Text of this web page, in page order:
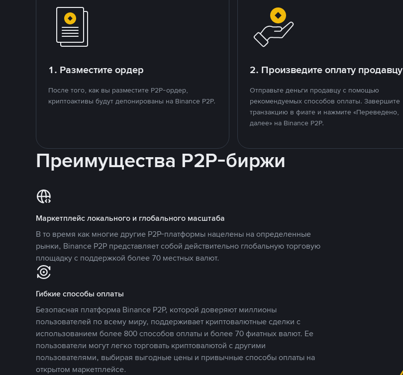
1. Разместите ордер
После того, как вы разместите P2P-ордер,
криптоактивы будут депонированы на Binance P2P.
2. Произведите оплату продавцу
Отправьте деньги продавцу с помощью
рекомендуемых способов оплаты. Завершите
транзакцию в фиате и нажмите «Переведено,
далее» на Binance P2P.
Преимущества P2P-биржи
Маркетплейс локального и глобального масштаба
В то время как многие другие P2P-платформы нацелены на определенные
рынки, Binance P2P представляет собой действительно глобальную торговую
площадку с поддержкой более 70 местных валют.
Гибкие способы оплаты
Безопасная платформа Binance P2P, которой доверяют миллионы
пользователей по всему миру, поддерживает криптовалютные сделки с
использованием более 800 способов оплаты и более 70 фиатных валют. Ее
пользователи могут легко торговать криптовалютой с другими
пользователями, выбирая выгодные цены и привычные способы оплаты на
открытом маркетплейсе.